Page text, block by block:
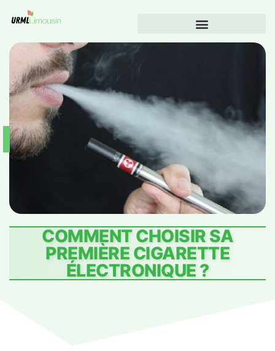
COMMENT CHOISIR SA
PREMIÈRE CIGARETTE
ÉLECTRONIQUE ?